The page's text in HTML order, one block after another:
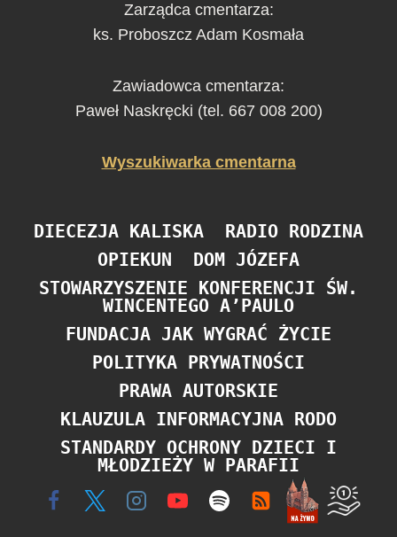
Zarządca cmentarza:
ks. Proboszcz Adam Kosmała
Zawiadowca cmentarza:
Paweł Naskręcki (tel. 667 008 200)
Wyszukiwarka cmentarna
DIECEZJA KALISKA
RADIO RODZINA
OPIEKUN
DOM JÓZEFA
STOWARZYSZENIE KONFERENCJI ŚW.
WINCENTEGO A’PAULO
FUNDACJA JAK WYGRAĆ ŻYCIE
POLITYKA PRYWATNOŚCI
PRAWA AUTORSKIE
KLAUZULA INFORMACYJNA RODO
STANDARDY OCHRONY DZIECI I
MŁODZIEŻY W PARAFII